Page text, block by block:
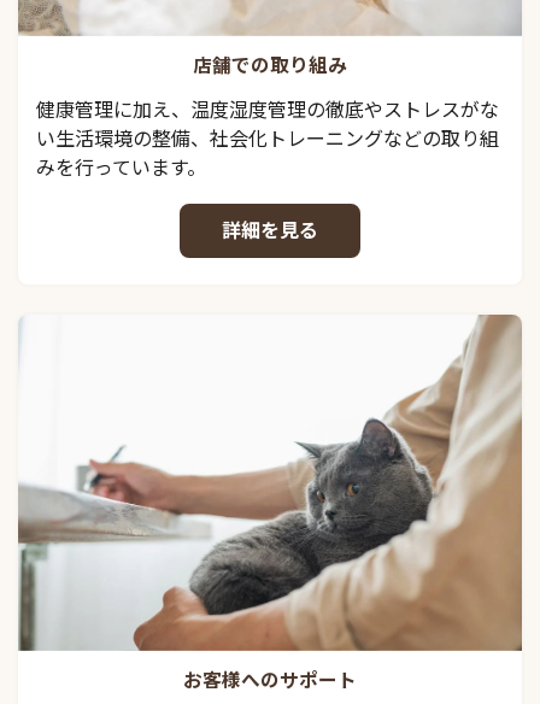
店舗での取り組み
健康管理に加え、温度湿度管理の徹底やストレスがな
い生活環境の整備、社会化トレーニングなどの取り組
みを行っています。
詳細を見る
お客様へのサポート